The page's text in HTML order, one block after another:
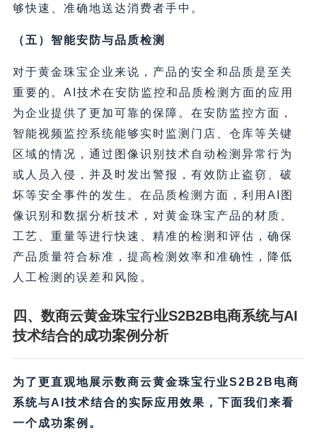
够快速、准确地送达消费者手中。
（五）智能安防与品质检测
对于黄金珠宝企业来说，产品的安全和品质是至关
重要的。AI技术在安防监控和品质检测方面的应用
为企业提供了更加可靠的保障。在安防监控方面，
智能视频监控系统能够实时监测门店、仓库等关键
区域的情况，通过图像识别技术自动检测异常行为
或人员入侵，并及时发出警报，有效防止盗窃、破
坏等安全事件的发生。在品质检测方面，利用AI图
像识别和数据分析技术，对黄金珠宝产品的材质、
工艺、重量等进行快速、精准的检测和评估，确保
产品质量符合标准，提高检测效率和准确性，降低
人工检测的误差和风险。
四、数商云黄金珠宝行业S2B2B电商系统与AI
技术结合的成功案例分析
为了更直观地展示数商云黄金珠宝行业S2B2B电商
系统与AI技术结合的实际应用效果，下面我们来看
一个成功案例。